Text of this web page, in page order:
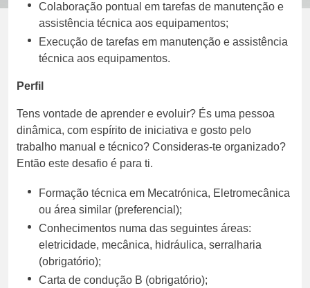
Colaboração pontual em tarefas de manutenção e
assistência técnica aos equipamentos;
Execução de tarefas em manutenção e assistência
técnica aos equipamentos.
Perfil
Tens vontade de aprender e evoluir? És uma pessoa
dinâmica, com espírito de iniciativa e gosto pelo
trabalho manual e técnico? Consideras-te organizado?
Então este desafio é para ti.
Formação técnica em Mecatrónica, Eletromecânica
ou área similar (preferencial);
Conhecimentos numa das seguintes áreas:
eletricidade, mecânica, hidráulica, serralharia
(obrigatório);
Carta de condução B (obrigatório);